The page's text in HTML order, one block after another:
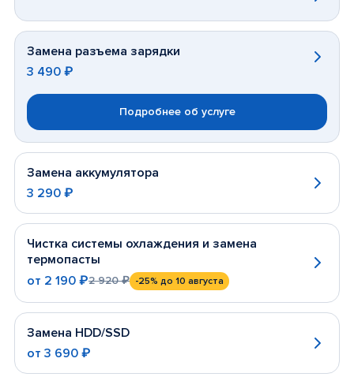
Замена разъема зарядки
3 490 ₽
Подробнее об услуге
Замена аккумулятора
3 290 ₽
Чистка системы охлаждения и замена
термопасты
от 2 190 ₽2 920 ₽ -25% до 10 августа
Замена HDD/SSD
от 3 690 ₽